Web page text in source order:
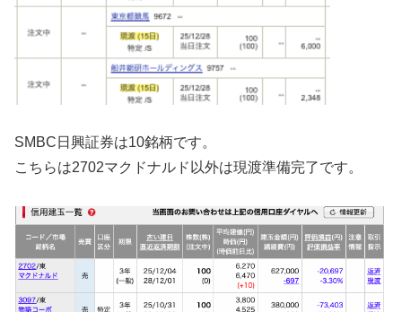
SMBC日興証券は10銘柄です。
こちらは2702マクドナルド以外は現渡準備完了です。